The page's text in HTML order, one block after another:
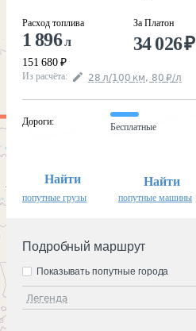
Расход топлива
1 896л
151 680 ₽
За Платон
34 026₽
Из расчёта: 28 л/100 км, 80 ₽/л
Дороги:
Бесплатные
Найти
попутные грузы
Найти
попутные машины
Подробный маршрут
Легенда
Показывать попутные города